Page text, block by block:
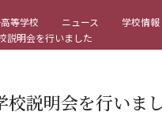
等学校 ニュース
学校情報
説明会を行いました
校説明会を行いま